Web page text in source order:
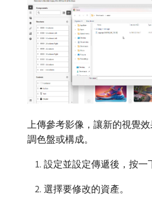
上傳參考影像，讓新的視覺效
調色盤或構成。
設定並設定傳遞後，按一
選擇要修改的資產。